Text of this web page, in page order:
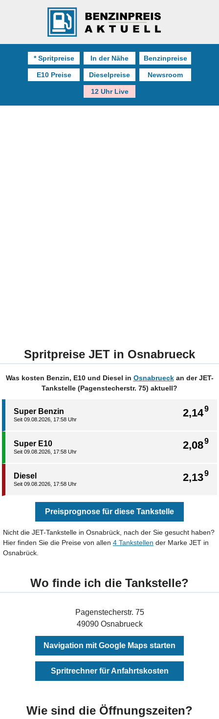
* Spritpreise In der Nähe Benzinpreise
E10 Preise Dieselpreise Newsroom
12 Uhr Live
Spritpreise JET in Osnabrueck
Was kosten Benzin, E10 und Diesel in Osnabrueckan der JET-
Tankstelle (Pagenstecherstr. 75) aktuell?
2,149
Super Benzin
Seit 09.08.2026, 17:58 Uhr
2,089
Super E10
Seit 09.08.2026, 17:58 Uhr
2,139
Diesel
Seit 09.08.2026, 17:58 Uhr
Preisprognose für diese Tankstelle
Nicht die JET-Tankstelle in Osnabrück, nach der Sie gesucht haben?
Hier finden Sie die Preise von allen 4 Tankstellen der Marke JET in
Osnabrück.
Wo finde ich die Tankstelle?
Pagenstecherstr. 75
49090 Osnabrueck
Navigation mit Google Maps starten
Spritrechner für Anfahrtskosten
Wie sind die Öffnungszeiten?